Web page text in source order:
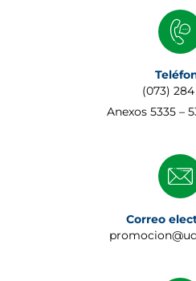
(073)
Anexos 5335 –
Correo